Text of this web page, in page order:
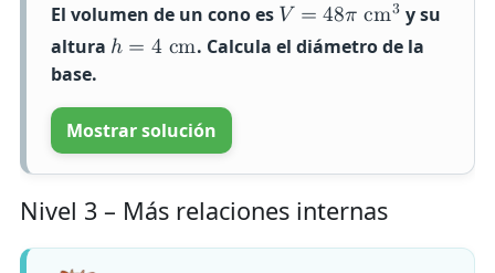
El volumen de un cono es 𝑉 = 48𝜋 cm3 y su
altura ℎ = 4 cm. Calcula el diámetrode la
base.
Mostrar solución
Nivel 3 – Más relaciones internas